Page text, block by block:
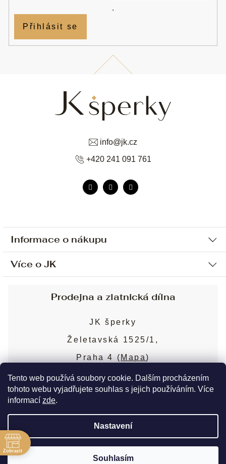
Tento web používá soubory cookie. Dalším procházením
tohoto webu vyjadřujete souhlas s jejich používáním. Více
informací zde.
Nastavení
Souhlasím
Informace o nákupu
Ochrana osobních údajů
Sjednání osobní schůzky
Obchodní podmínky
Puncovní značky
Více o JK
Blog
Nejčastější dotazy
info@jk.cz
+420 241 091 761
.
Přihlásit se
Prodejna a zlatnická dílna
JK šperky
Želetavská 1525/1,
Praha 4 ( Mapa)
Více o prodejně
Copyright 2026JK šperky. Všechna práva
vyhrazena. Upravit nastavení cookies
Zobrazit